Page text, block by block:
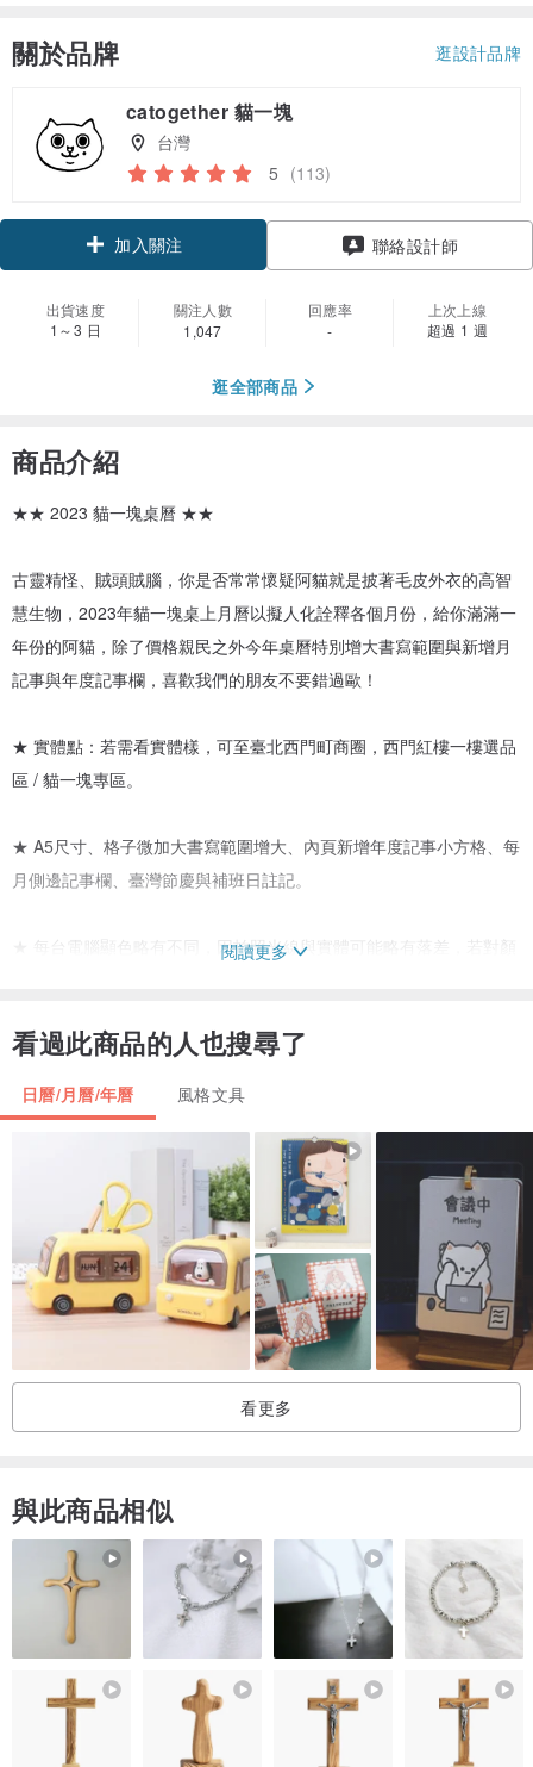
關於品牌 逛設計品牌
catogether 貓一塊
台灣
5 (113)
加入關注 聯絡設計師
出貨速度
1～3 日
關注人數
1,047
回應率
-
上次上線
超過 1 週
逛全部商品
商品介紹
★★ 2023 貓一塊桌曆 ★★
古靈精怪、賊頭賊腦，你是否常常懷疑阿貓就是披著毛皮外衣的高智
慧生物，2023年貓一塊桌上月曆以擬人化詮釋各個月份，給你滿滿一
年份的阿貓，除了價格親民之外今年桌曆特別增大書寫範圍與新增月
記事與年度記事欄，喜歡我們的朋友不要錯過歐！
★ 實體點：若需看實體樣，可至臺北西門町商圈，西門紅樓一樓選品
區 / 貓一塊專區。
★ A5尺寸、格子微加大書寫範圍增大、內頁新增年度記事小方格、每
月側邊記事欄、臺灣節慶與補班日註記。
★ 每台電腦顯色略有不同，因拍照光線與實體可能略有落差，若對顏
★ 因喜愛而持續的插畫創作，希望能以人人易入手的消費金額來優惠
★ 付款完成後貓一塊約1-2天內會寄出商品，但不含假日，如果你超
急，請先訊息問問
★ 急需拿到商品的朋友，請先站內訊息聊聊（付款完成後貓一塊約1-
2天內會寄出商品，但不含假日，如果你超急，請先訊息問問）
閱讀更多
看過此商品的人也搜尋了
日曆/月曆/年曆 風格文具
看更多
與此商品相似